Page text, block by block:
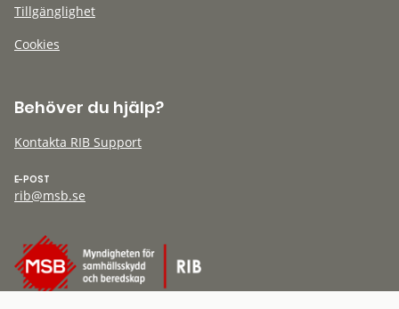
Tillgänglighet
Cookies
Behöver du hjälp?
Kontakta RIB Support
E-POST
rib@msb.se